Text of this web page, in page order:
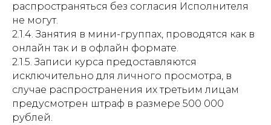
распространяться без согласия Исполнителя
не могут.
2.1.4. Занятия в мини-группах, проводятся как в
онлайн так и в офлайн формате.
2.1.5. Записи курса предоставляются
исключительно для личного просмотра, в
случае распространения их третьим лицам
предусмотрен штраф в размере 500 000
рублей.